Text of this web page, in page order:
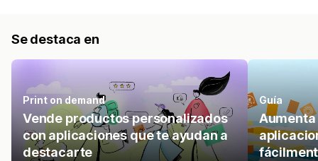
Se destaca en
Print on demand
Vende productos personalizados
con aplicaciones que te ayudan a
destacarte
Guía